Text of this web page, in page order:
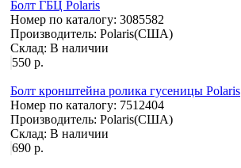
Болт ГБЦ Polaris
Номер по каталогу: 3085582
Производитель: Polaris(США)
Склад: В наличии
550 р.
Болт кронштейна ролика гусеницы Polaris
Номер по каталогу: 7512404
Производитель: Polaris(США)
Склад: В наличии
690 р.